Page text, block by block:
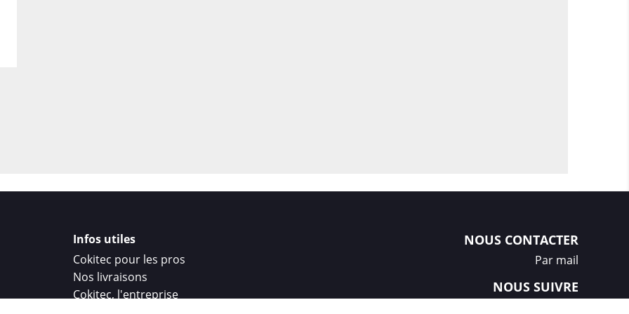
pour accroître la visibilité de votre marque de manière
Infos utiles
Cokitec pour les pros
Nos livraisons
Cokitec, l'entreprise
NOUS CONTACTER
Par mail
NOUS SUIVRE